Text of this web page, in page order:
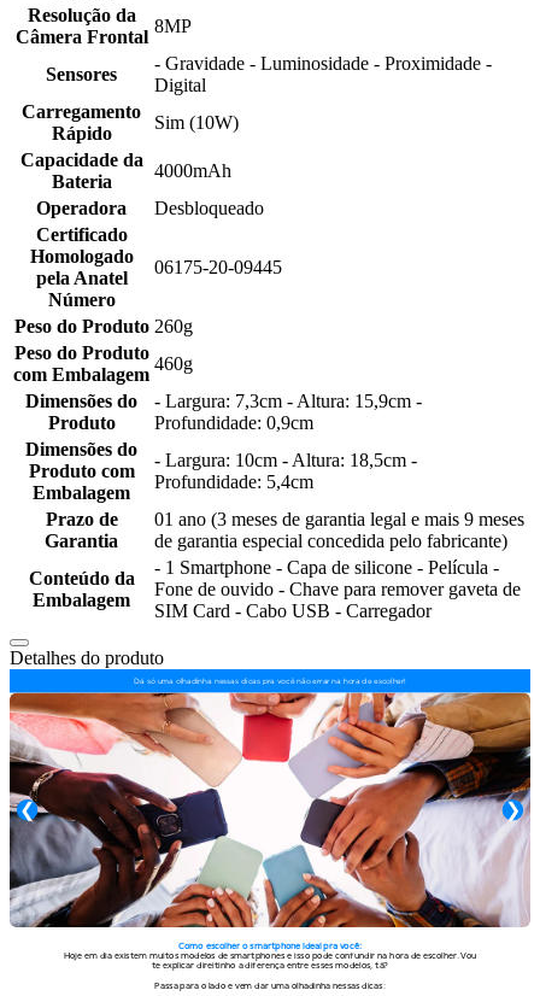
Resolução da
Câmera Frontal
8MP
Sensores
- Gravidade - Luminosidade - Proximidade -
Digital
Carregamento
Rápido
Sim (10W)
Capacidade da
Bateria
4000mAh
Operadora
Desbloqueado
Certificado
Homologado
pela Anatel
Número
06175-20-09445
Peso do Produto 260g
Peso do Produto
com Embalagem
460g
Dimensões do
Produto
- Largura: 7,3cm - Altura: 15,9cm -
Profundidade: 0,9cm
Dimensões do
Produto com
Embalagem
- Largura: 10cm - Altura: 18,5cm -
Profundidade: 5,4cm
Prazo de
Garantia
01 ano (3 meses de garantia legal e mais 9 meses
de garantia especial concedida pelo fabricante)
Conteúdo da
Embalagem
- 1 Smartphone - Capa de silicone - Película -
Fone de ouvido - Chave para remover gaveta de
SIM Card - Cabo USB - Carregador
Detalhes do produto